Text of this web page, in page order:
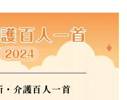
・介護百人一首